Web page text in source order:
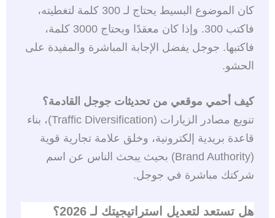
كان الموضوع البسيط يحتاج لـ 300 كلمة لتغطيته،
فاكتب 300. وإذا كان معقدًا ويحتاج 3000 كلمة،
فاكتبها. جوجل يفضل الإجابة المباشرة والمفيدة على
الحشو.
كيف أحمي موقعي من تحديثات جوجل القادمة؟
تنويع مصادر الزيارات (Traffic Diversification)، بناء
قاعدة بريدية إلكترونية، وخلق علامة تجارية قوية
(Brand Authority) بحيث يبحث الناس عن اسم
شركتك مباشرة في جوجل.
هل تستعد لتعديل استراتيجيتك لـ 2026؟